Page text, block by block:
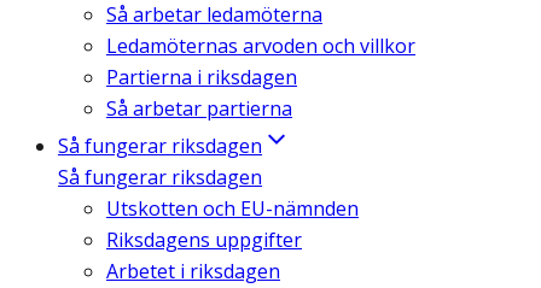
Så arbetar ledamöterna
Ledamöternas arvoden och villkor
Partierna i riksdagen
Så arbetar partierna
Så fungerar riksdagen
Så fungerar riksdagen
Utskotten och EU-nämnden
Riksdagens uppgifter
Arbetet i riksdagen